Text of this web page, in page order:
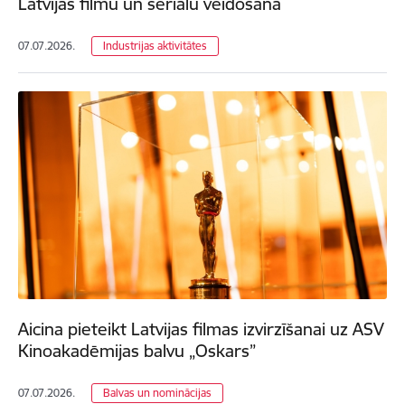
07.07.2026. Industrijas aktivitātes
Aicina pieteikt Latvijas filmas izvirzīšanai uz ASV
Kinoakadēmijas balvu „Oskars”
07.07.2026. Balvas un nominācijas